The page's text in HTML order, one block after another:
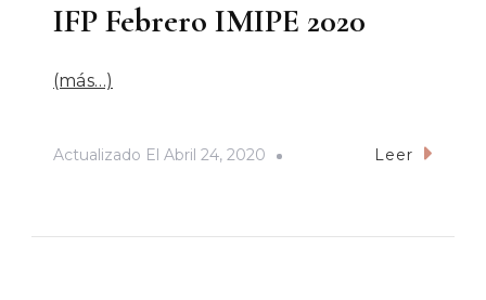
IFP Febrero IMIPE 2020
(más…)
Actualizado El Abril 24, 2020 Leer